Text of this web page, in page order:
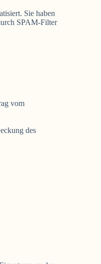
Sie haben
SPAM-Filter
vom
des